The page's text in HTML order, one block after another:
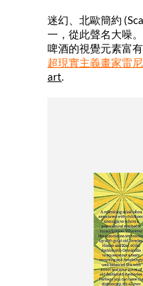
迷幻、北歐簡約
一，從此聲名大噪
啤酒的視覺元素富
超現實主義畫家雷
art.